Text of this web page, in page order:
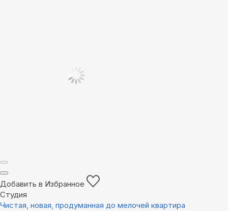
Добавить в Избранное
Студия
Чистая, новая, продуманная до мелочей квартира